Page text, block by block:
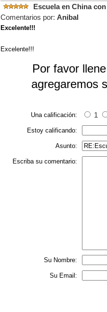
Escuela en China
Comentarios por: Anibal
Excelente!!!
Excelente!!!
Por favor
agregaremos
Una calificación: 1
Estoy calificando:
Asunto:
Escriba su comentario:
Su Nombre:
Su Email: